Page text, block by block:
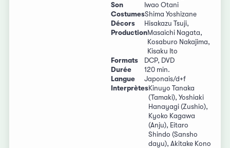
Son
Iwao Otani
CostumesShima Yoshizane
Décors
Hisakazu Tsuji,
ProductionMasaichi Nagata,
Kosaburo Nakajima,
Kisaku Ito
Formats
DCP, DVD
Durée
120 min.
Langue
Japonais/d+f
InterprètesKinuyo Tanaka
(Tamaki), Yoshiaki
Hanayagi (Zushio),
Kyoko Kagawa
(Anju), Eitaro
Shindo (Sansho
dayu), Akitake Kono